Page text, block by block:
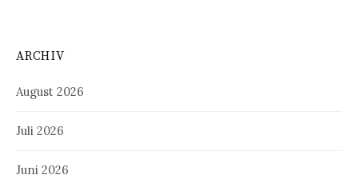
ARCHIV
August 2026
Juli 2026
Juni 2026